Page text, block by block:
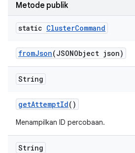
Metode publik
static ClusterCommand
fromJson(JSONObject json)
String
getAttemptId()
Menampilkan ID percobaan.
String